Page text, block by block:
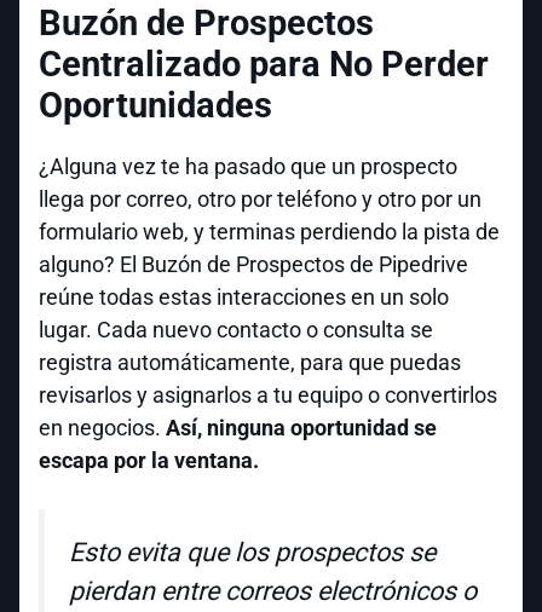
Buzón de Prospectos
Centralizado para No Perder
Oportunidades
¿Alguna vez te ha pasado que un prospecto
llega por correo, otro por teléfono y otro por un
formulario web, y terminas perdiendo la pista de
alguno? El Buzón de Prospectos de Pipedrive
reúne todas estas interacciones en un solo
lugar. Cada nuevo contacto o consulta se
registra automáticamente, para que puedas
revisarlos y asignarlos a tu equipo o convertirlos
en negocios. Así, ninguna oportunidad se
escapa por la ventana.
Esto evita que los prospectos se
pierdan entre correos electrónicos o